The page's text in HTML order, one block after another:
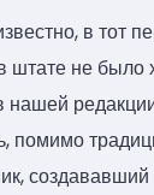
в тот
штате не было
нашей
помимо
создававший